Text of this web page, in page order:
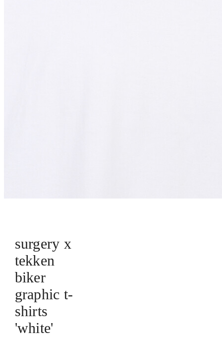
surgery x
tekken
biker
graphic t-
shirts
'white'